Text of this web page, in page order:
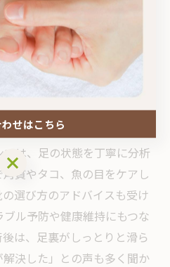
のフットケア効果
められますが、サロンで受
上がりや持続力に大きな差
は取りきれない頑固な角質
の目など、専門的な施術で
のが実情です。
は、足の状態を丁寧に分析
質やタコ、魚の目をケアし
選び方のアドバイスも受け
ル予防や健康維持にもつな
は、足裏がしっとりと滑ら
決した」との声も多く聞か
せはこちら
せはこちら